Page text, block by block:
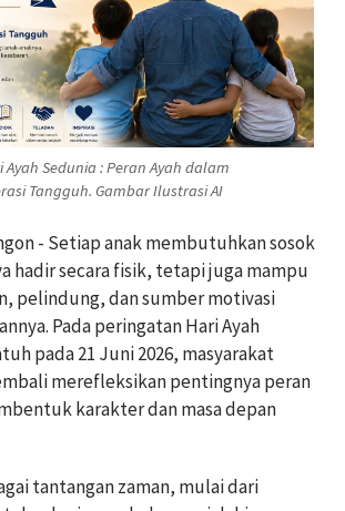
Sedunia : Peran Ayah dalam
Tangguh. Gambar Ilustrasi AI
- Setiap anak membutuhkan sosok
hadir secara fisik, tetapi juga mampu
pelindung, dan sumber motivasi
Pada peringatan Hari Ayah
pada 21 Juni 2026, masyarakat
merefleksikan pentingnya peran
karakter dan masa depan
tantangan zaman, mulai dari